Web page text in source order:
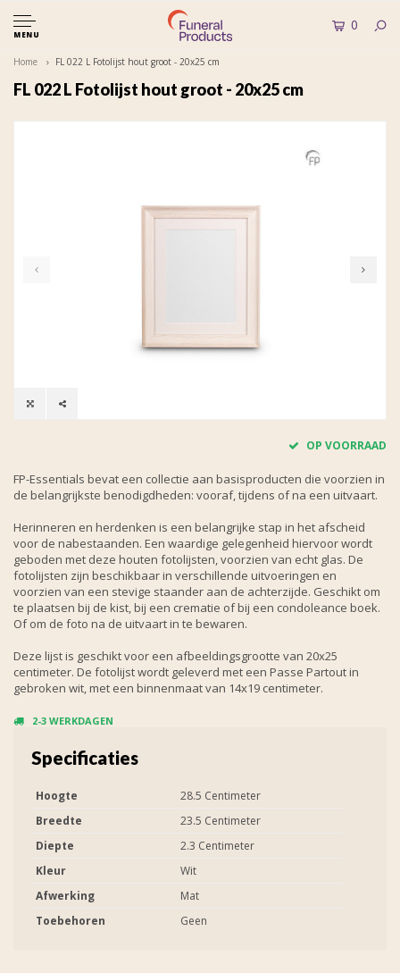
MENU
0
Home FL 022 L Fotolijst hout groot - 20x25 cm
FL 022 L Fotolijst hout groot - 20x25 cm
OP VOORRAAD
FP-Essentials bevat een collectie aan basisproducten die voorzien in
de belangrijkste benodigdheden: vooraf, tijdens of na een uitvaart.
Herinneren en herdenken is een belangrijke stap in het afscheid
voor de nabestaanden. Een waardige gelegenheid hiervoor wordt
geboden met deze houten fotolijsten, voorzien van echt glas. De
fotolijsten zijn beschikbaar in verschillende uitvoeringen en
voorzien van een stevige staander aan de achterzijde. Geschikt om
te plaatsen bij de kist, bij een crematie of bij een condoleance boek.
Of om de foto na de uitvaart in te bewaren.
Deze lijst is geschikt voor een afbeeldingsgrootte van 20x25
centimeter. De fotolijst wordt geleverd met een Passe Partout in
gebroken wit, met een binnenmaat van 14x19 centimeter.
2-3 WERKDAGEN
Specificaties
Hoogte
28.5 Centimeter
Breedte
23.5 Centimeter
Diepte
2.3 Centimeter
Kleur
Wit
Afwerking
Mat
Toebehoren
Geen